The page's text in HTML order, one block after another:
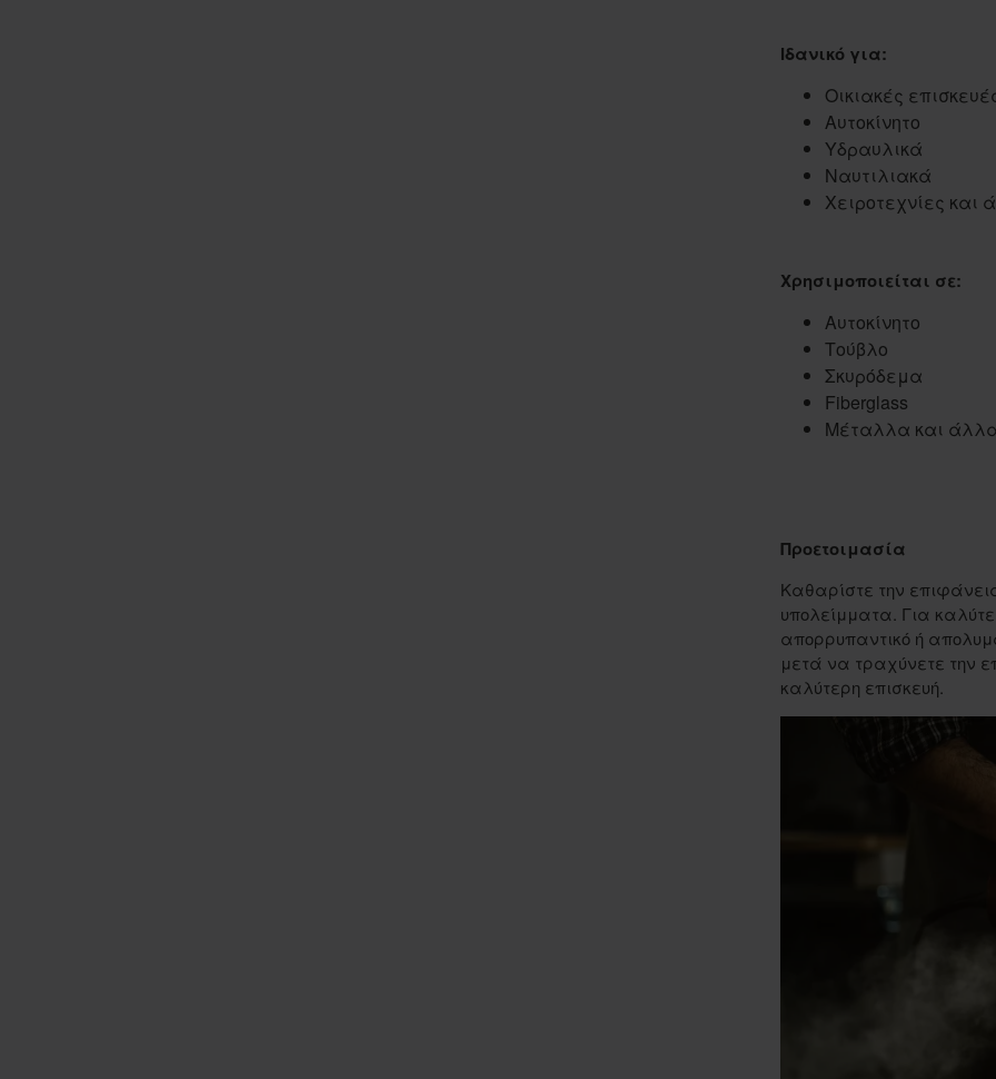
Ιδανικό για:
Οικιακές
Αυτοκίνητο
Υδραυλικά
Ναυτιλιακά
Χειροτεχνίες και
Χρησιμοποιείται σε:
Αυτοκίνητο
Τούβλο
Σκυρόδεμα
Fiberglass
Μέταλλα και
Προετοιμασία
Καθαρίστε την
υπολείμματα. Για
απορρυπαντικό ή
μετά να τραχύνετε την
καλύτερη επισκευή.